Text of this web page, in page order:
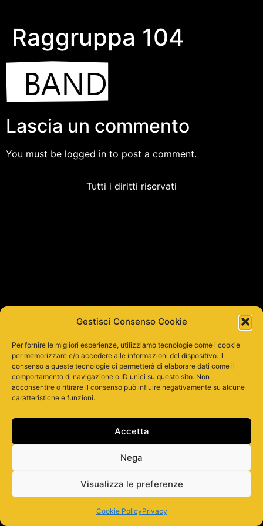
Gestisci Consenso Cookie
Per fornire le migliori esperienze, utilizziamo tecnologie come i cookie
per memorizzare e/o accedere alle informazioni del dispositivo. Il
consenso a queste tecnologie ci permetterà di elaborare dati come il
comportamento di navigazione o ID unici su questo sito. Non
acconsentire o ritirare il consenso può influire negativamente su alcune
caratteristiche e funzioni.
Accetta
Nega
Visualizza le preferenze
Cookie PolicyPrivacy
Raggruppa 104
Lascia un commento
You must be logged in to post a comment.
Tutti i diritti riservati